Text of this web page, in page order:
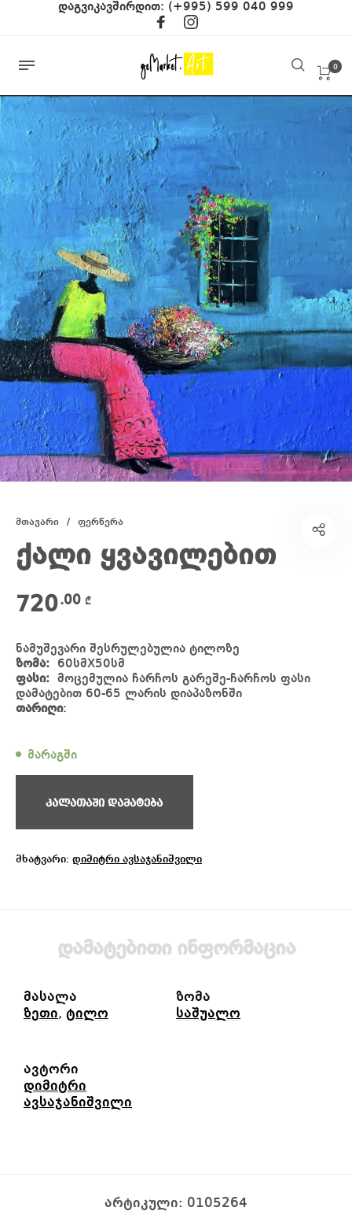
დაგვიკავშირდით: (+995) 599 040 999
0
მთავარი / ფერწერა
ქალი ყვავილებით
720.00 ₾
ნამუშევარი შესრულებულია ტილოზე
ზომა: 60სმX50სმ
ფასი:
მოცემულია ჩარჩოს გარეშე-ჩარჩოს ფასი
დამატებით 60-65 ლარის დიაპაზონში
თარიღი:
მარაგში
კალათაში დამატება
მხატვარი: დიმიტრი ავსაჯანიშვილი
დამატებითი ინფორმაცია
მასალა
ზეთი, ტილო
ზომა
საშუალო
ავტორი
დიმიტრი
ავსაჯანიშვილი
არტიკული: 0105264